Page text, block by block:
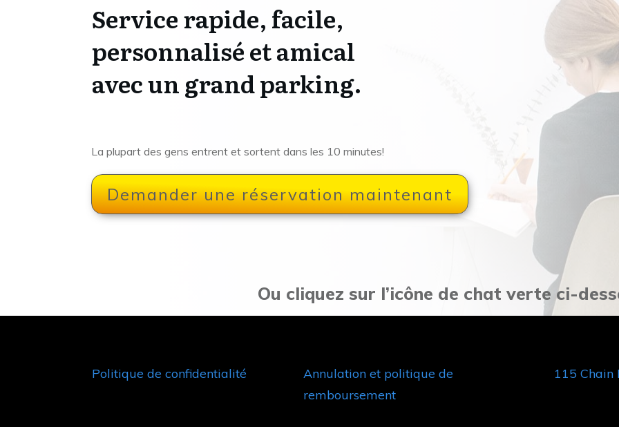
Service rapide, facile,
personnalisé et amical
avec un grand parking.
La plupart des gens entrent et sortent dans les 10 minutes!
Demander une réservation maintenant
Ou cliquez sur l’icône de chat verte ci-
Politique de confidentialité
Annulation et politique de
remboursement
115 Chain